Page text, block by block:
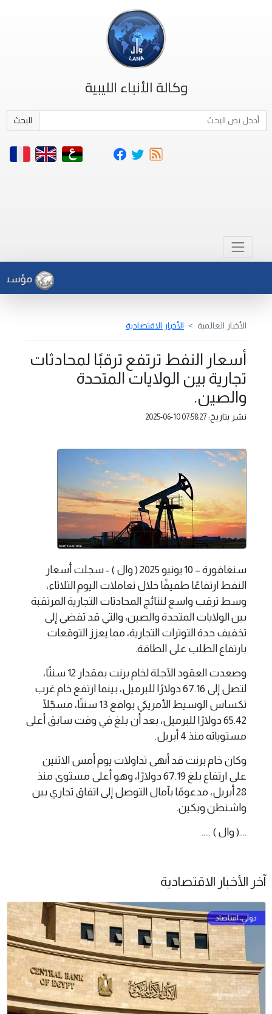
وكالة الأنباء الليبية
البحث
مؤسسة
الأخبار العالمية الأخبار الاقتصادية
أسعار النفط ترتفع ترقبًا لمحادثات
تجارية بين الولايات المتحدة
والصين.
نشر بتاريخ: 2025-06-10 07:58:27
سنغافورة – 10 يونيو 2025 ( وال ) - سجلت أسعار
النفط ارتفاعًا طفيفًا خلال تعاملات اليوم الثلاثاء،
وسط ترقب واسع لنتائج المحادثات التجارية المرتقبة
بين الولايات المتحدة والصين، والتي قد تفضي إلى
تخفيف حدة التوترات التجارية، مما يعزز التوقعات
بارتفاع الطلب على الطاقة.
وصعدت العقود الآجلة لخام برنت بمقدار 12 سنتًا،
لتصل إلى 67.16 دولارًا للبرميل، بينما ارتفع خام غرب
تكساس الوسيط الأمريكي بواقع 13 سنتًا، مسجّلًا
65.42 دولارًا للبرميل، بعد أن بلغ في وقت سابق أعلى
مستوياته منذ 4 أبريل.
وكان خام برنت قد أنهى تداولات يوم أمس الاثنين
على ارتفاع بلغ 67.19 دولارًا، وهو أعلى مستوى منذ
28 أبريل، مدعومًا بآمال التوصل إلى اتفاق تجاري بين
واشنطن وبكين.
....( وال ) .....
آخر الأخبار الاقتصادية